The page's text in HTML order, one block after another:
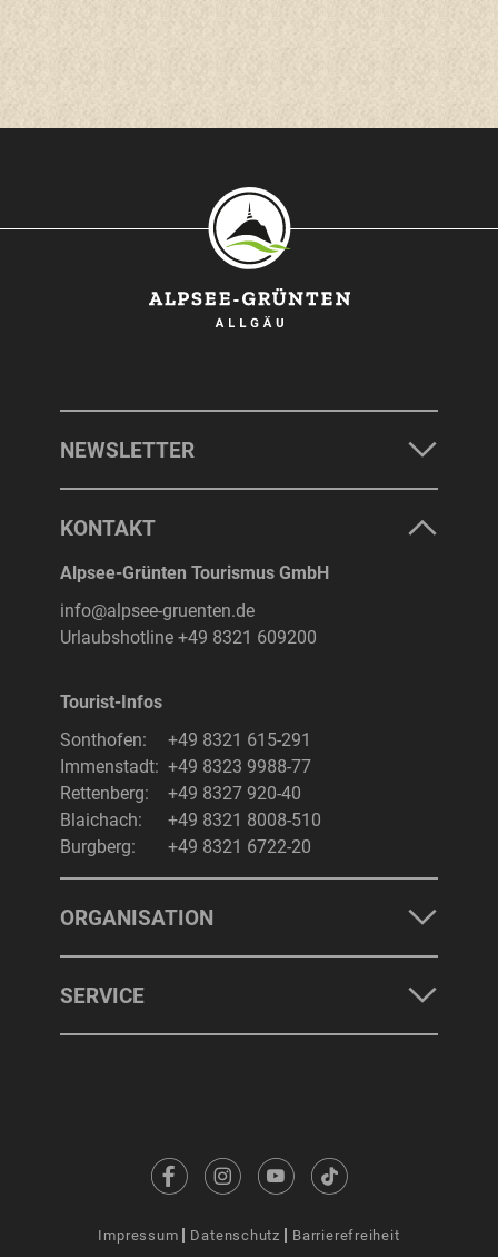
NEWSLETTER
KONTAKT
Alpsee-Grünten Tourismus GmbH
info@alpsee-gruenten.de
Urlaubshotline +49 8321 609200
Tourist-Infos
Sonthofen:
+49 8321 615-291
Immenstadt: +49 8323 9988-77
Rettenberg:
+49 8327 920-40
Blaichach:
+49 8321 8008-510
Burgberg:
+49 8321 6722-20
ORGANISATION
SERVICE
Impressum Datenschutz Barrierefreiheit